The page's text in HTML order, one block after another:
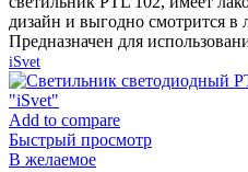
дизайн и выгодно смотрится в
Предназначен для
iSvet
Add to compare
Быстрый просмотр
В желаемое